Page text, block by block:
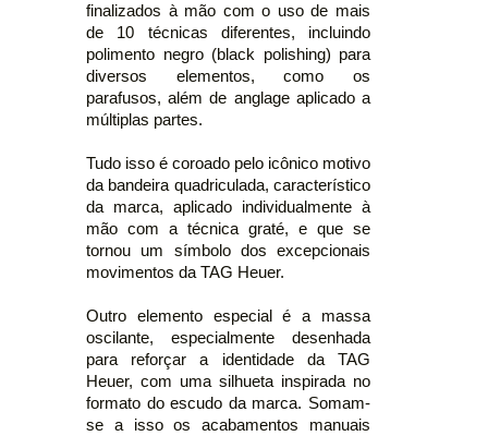
finalizados à mão com o uso de mais
de 10 técnicas diferentes, incluindo
polimento negro (black polishing) para
diversos elementos, como os
parafusos, além de anglage aplicado a
múltiplas partes.
Tudo isso é coroado pelo icônico motivo
da bandeira quadriculada, característico
da marca, aplicado individualmente à
mão com a técnica graté, e que se
tornou um símbolo dos excepcionais
movimentos da TAG Heuer.
Outro elemento especial é a massa
oscilante, especialmente desenhada
para reforçar a identidade da TAG
Heuer, com uma silhueta inspirada no
formato do escudo da marca. Somam-
se a isso os acabamentos manuais